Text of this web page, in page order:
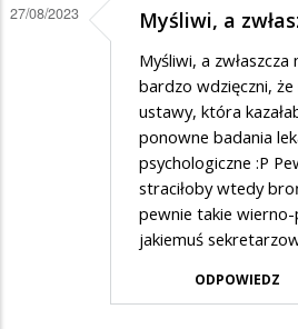
27/08/2023 Myśliwi, a
Myśliwi, a
bardzo wdzięczni, że
ustawy, która
ponowne badania
psychologiczne :P
straciłoby wtedy
pewnie takie
jakiemuś
ODPOWIEDZ